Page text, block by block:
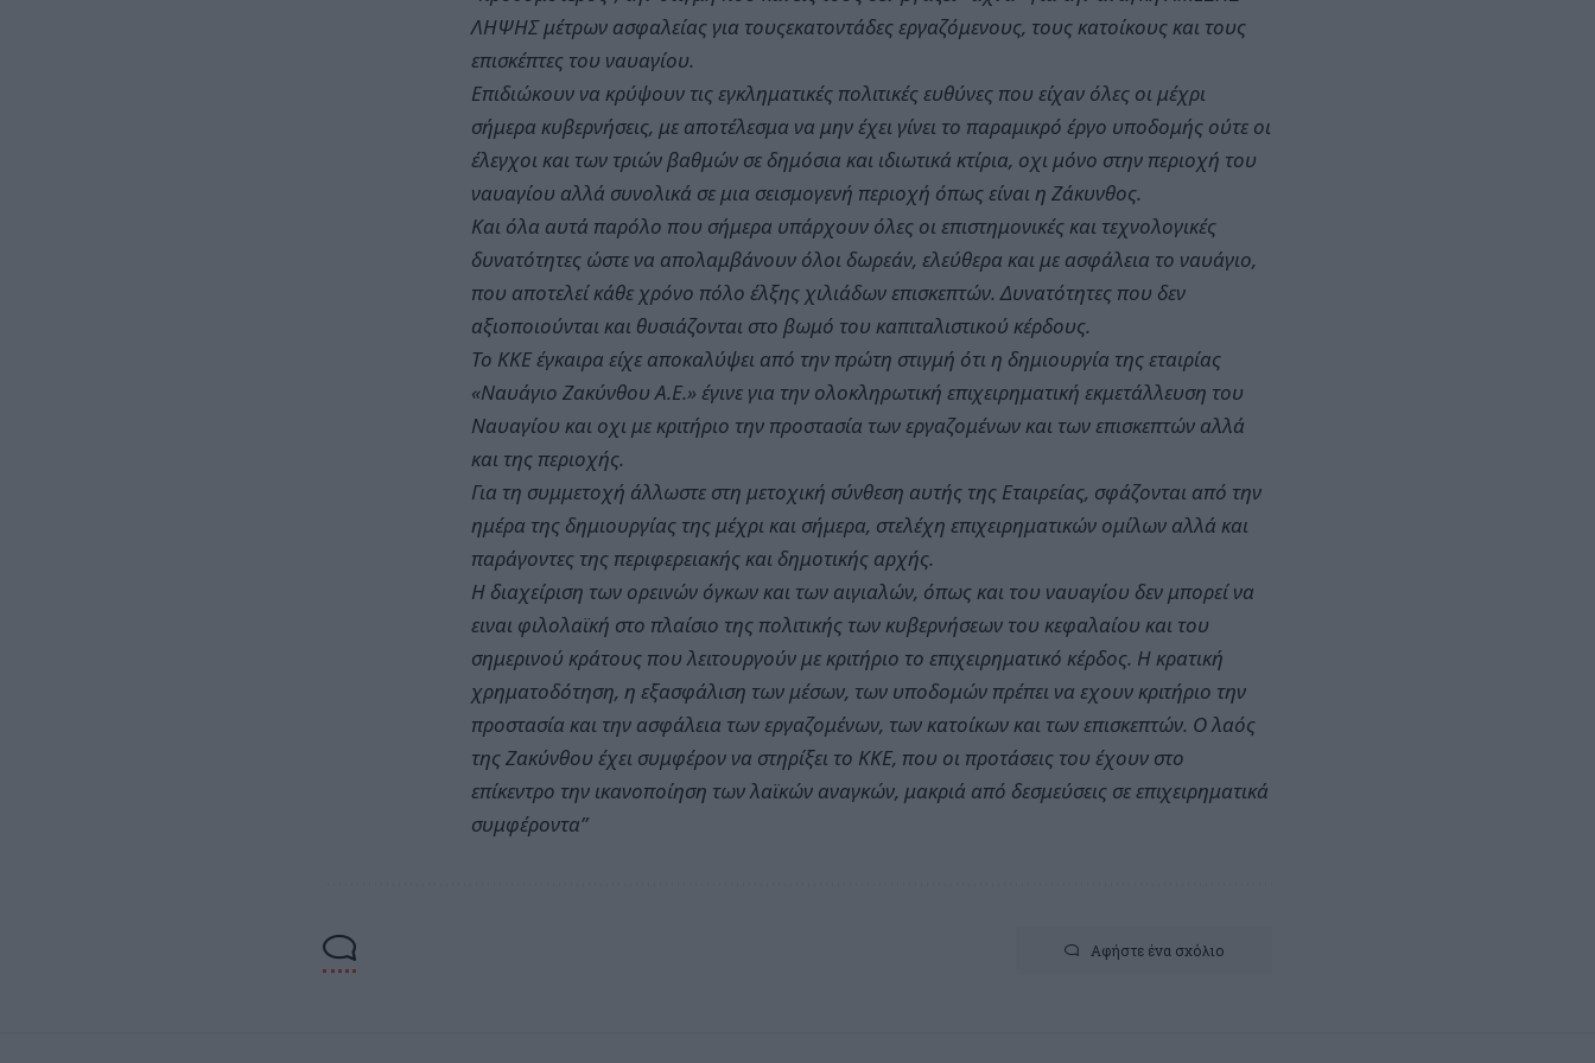
ΛΗΨΗΣ μέτρων ασφαλείας για τουςεκατοντάδες εργαζόμενους, τους κατοίκους και τους
επισκέπτες του ναυαγίου.
Επιδιώκουν να κρύψουν τις εγκληματικές πολιτικές ευθύνες που είχαν όλες οι μέχρι
σήμερα κυβερνήσεις, με αποτέλεσμα να μην έχει γίνει το παραμικρό έργο υποδομής ούτε οι
έλεγχοι και των τριών βαθμών σε δημόσια και ιδιωτικά κτίρια, οχι μόνο στην περιοχή του
ναυαγίου αλλά συνολικά σε μια σεισμογενή περιοχή όπως είναι η Ζάκυνθος.
Και όλα αυτά παρόλο που σήμερα υπάρχουν όλες οι επιστημονικές και τεχνολογικές
δυνατότητες ώστε να απολαμβάνουν όλοι δωρεάν, ελεύθερα και με ασφάλεια το ναυάγιο,
που αποτελεί κάθε χρόνο πόλο έλξης χιλιάδων επισκεπτών. Δυνατότητες που δεν
αξιοποιούνται και θυσιάζονται στο βωμό του καπιταλιστικού κέρδους.
Το ΚΚΕ έγκαιρα είχε αποκαλύψει από την πρώτη στιγμή ότι η δημιουργία της εταιρίας
«Ναυάγιο Ζακύνθου Α.Ε.» έγινε για την ολοκληρωτική επιχειρηματική εκμετάλλευση του
Ναυαγίου και οχι με κριτήριο την προστασία των εργαζομένων και των επισκεπτών αλλά
και της περιοχής.
Για τη συμμετοχή άλλωστε στη μετοχική σύνθεση αυτής της Εταιρείας, σφάζονται από την
ημέρα της δημιουργίας της μέχρι και σήμερα, στελέχη επιχειρηματικών ομίλων αλλά και
παράγοντες της περιφερειακής και δημοτικής αρχής.
Η διαχείριση των ορεινών όγκων και των αιγιαλών, όπως και του ναυαγίου δεν μπορεί να
ειναι φιλολαϊκή στο πλαίσιο της πολιτικής των κυβερνήσεων του κεφαλαίου και του
σημερινού κράτους που λειτουργούν με κριτήριο το επιχειρηματικό κέρδος. Η κρατική
χρηματοδότηση, η εξασφάλιση των μέσων, των υποδομών πρέπει να εχουν κριτήριο την
προστασία και την ασφάλεια των εργαζομένων, των κατοίκων και των επισκεπτών. Ο λαός
της Ζακύνθου έχει συμφέρον να στηρίξει το ΚΚΕ, που οι προτάσεις του έχουν στο
επίκεντρο την ικανοποίηση των λαϊκών αναγκών, μακριά από δεσμεύσεις σε επιχειρηματικά
συμφέροντα”
Αφήστε ένα σχόλιο